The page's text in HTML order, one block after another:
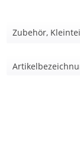
Zubehör,